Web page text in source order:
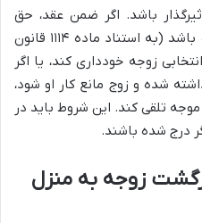
باشد. اگر ضمن عقد، حق
تعیین مسکن به زوجه داده شده باشد (به استناد ماده ۱۱۱۴ قانون
زوجه خودداری کند، یا اگر
شده و زوج مانع کار او شود،
تلقی کند. این شروط باید در
درج شده باشند.
زوجه به منزل